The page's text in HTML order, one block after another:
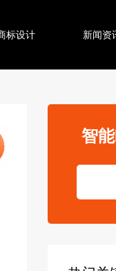
标设计 新闻资
智